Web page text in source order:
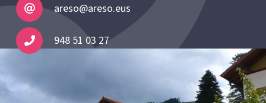
areso@areso.eus
948 51 03 27